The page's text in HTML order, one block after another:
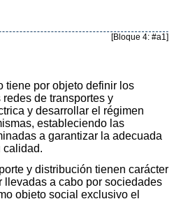
[Bloque 4: #a1]
tiene por objeto definir los
de transportes y
y desarrollar el régimen
estableciendo las
a garantizar la adecuada
calidad.
y distribución tienen carácter
llevadas a cabo por sociedades
objeto social exclusivo el